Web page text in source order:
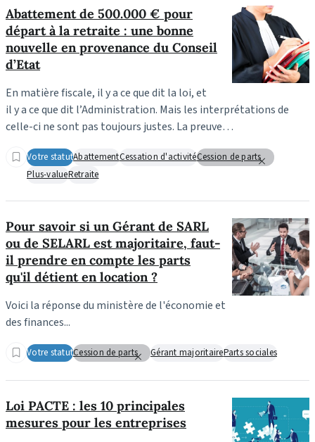
Abattement de 500.000 € pour
départ à la retraite : une bonne
nouvelle en provenance du Conseil
d’Etat
En matière fiscale, il y a ce que dit la loi, et
il y a ce que dit l’Administration. Mais les interprétations de
celle-ci ne sont pas toujours justes. La preuve…
Votre statutAbattementCessation d'activitéCession de parts
Plus-valueRetraite
Pour savoir si un Gérant de SARL
ou de SELARL est majoritaire, faut-
il prendre en compte les parts
qu'il détient en location ?
Voici la réponse du ministère de l'économie et
des finances...
Votre statutCession de parts Gérant majoritaireParts sociales
Loi PACTE : les 10 principales
mesures pour les entreprises